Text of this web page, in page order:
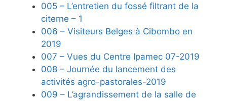
005 – L’entretien du fossé filtrant de la
citerne – 1
006 – Visiteurs Belges à Cibombo en
2019
007 – Vues du Centre Ipamec 07-2019
008 – Journée du lancement des
activités agro-pastorales-2019
009 – L’agrandissement de la salle de